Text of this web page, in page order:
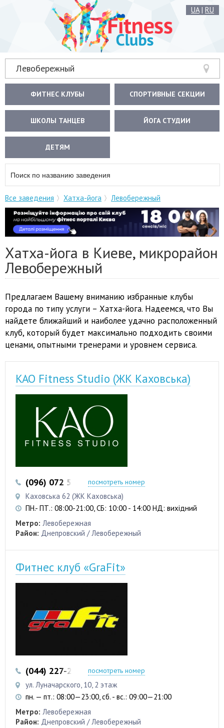
UA| RU
Левобережный
ФИТНЕС КЛУБЫ СПОРТИВНЫЕ СЕКЦИИ
ШКОЛЫ ТАНЦЕВ ЙОГА СТУДИИ
ДЕТЯМ
Все заведения Хатха-йога Левобережный
Хатха-йога в Киеве, микрорайон
Левобережный
Предлагаем Вашему вниманию избранные клубы
города по типу услуги – Хатха-йога. Надеемся, что Вы
найдете ближайший и наиболее удачно расположенный
клуб, который будет максимально подходить своими
ценами, опытными тренерами и уровнем сервиса.
KAO Fitness Studio (ЖК Каховська)
(096) 072 53 62посмотреть номер
Каховська 62 (ЖК Каховська)
ПН.- ПТ.: 08:00-21:00, СБ: 10:00 - 14:00 НД: вихідний
Метро: Левобережная
Район: Днепровский / Левобережный
Фитнес клуб «GraFit»
(044) 227-27-16посмотреть номер
ул. Луначарского, 10, 2 этаж
пн. — пт.: 08:00—23:00, сб. - вс.: 09:00—21:00
Метро: Левобережная
Район: Днепровский / Левобережный